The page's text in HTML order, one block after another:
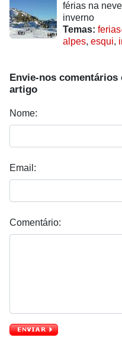
férias na
inverno
Temas:
alpes, esqui,
Envie-nos
artigo
Nome:
Email:
Comentário: